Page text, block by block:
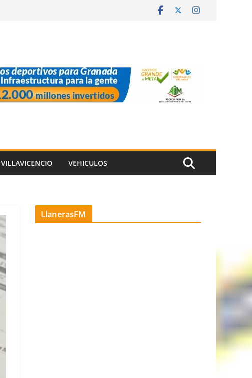
VILLAVICENCIO VEHICULOS
LlanerasFM